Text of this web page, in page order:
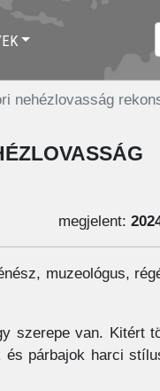
nehézlovasság
megjelent:
muzeológus,
szerepe van. Kitért
párbajok harci